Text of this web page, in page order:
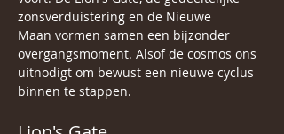
zonsverduistering en de Nieuwe
Maan vormen samen een bijzonder
overgangsmoment. Alsof de cosmos ons
uitnodigt om bewust een nieuwe cyclus
binnen te stappen.